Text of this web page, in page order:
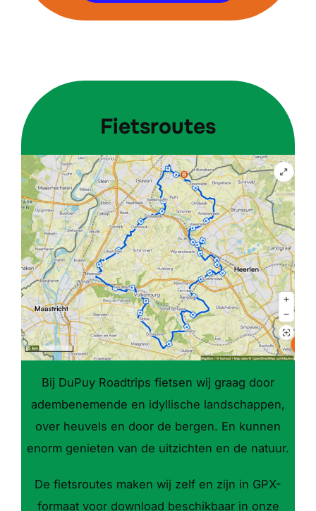
Fietsroutes
Bij DuPuy Roadtrips fietsen wij graag door
adembenemende en idyllische landschappen,
over heuvels en door de bergen. En kunnen
enorm genieten van de uitzichten en de natuur.
De fietsroutes maken wij zelf en zijn in GPX-
formaat voor download beschikbaar in onze